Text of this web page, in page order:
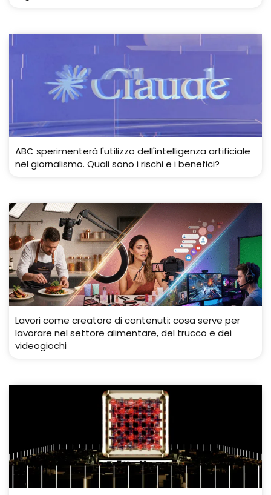
ABC sperimenterà l'utilizzo dell'intelligenza artificiale
nel giornalismo. Quali sono i rischi e i benefici?
Lavori come creatore di contenuti: cosa serve per
lavorare nel settore alimentare, del trucco e dei
videogiochi